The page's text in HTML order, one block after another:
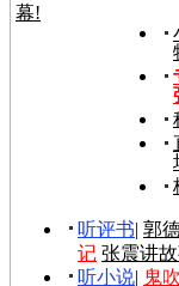
幕!
听评书| 郭
记 张震讲
听小说| 鬼